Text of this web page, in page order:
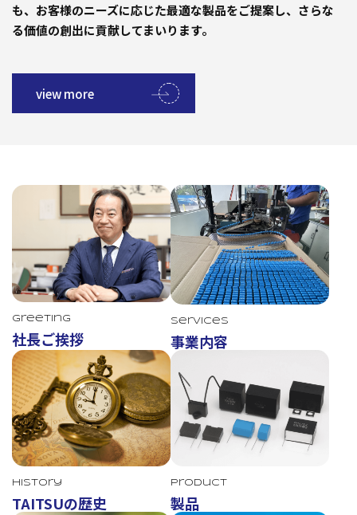
も、お客様のニーズに応じた最適な製品をご提案し、さらな
る価値の創出に貢献してまいります。
view more
TAITSU
Greeting
社長ご挨拶
Services
事業内容
History
TAITSUの歴史
Product
製品